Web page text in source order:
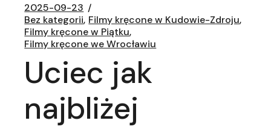
2025-09-23
Bez kategorii Filmy kręcone w Kudowie-Zdroju
Filmy kręcone w Piątku
Filmy kręcone we Wrocławiu
Uciec jak
najbliżej